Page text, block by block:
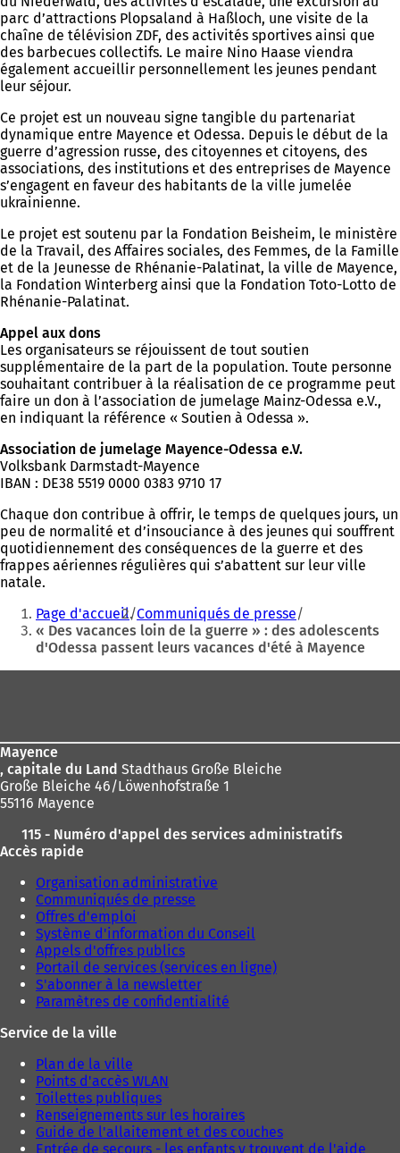
parc d’attractions Plopsaland à Haßloch, une visite de la
chaîne de télévision ZDF, des activités sportives ainsi que
des barbecues collectifs. Le maire Nino Haase viendra
également accueillir personnellement les jeunes pendant
leur séjour.
Ce projet est un nouveau signe tangible du partenariat
dynamique entre Mayence et Odessa. Depuis le début de la
guerre d’agression russe, des citoyennes et citoyens, des
associations, des institutions et des entreprises de Mayence
s’engagent en faveur des habitants de la ville jumelée
ukrainienne.
Le projet est soutenu par la Fondation Beisheim, le ministère
de la Travail, des Affaires sociales, des Femmes, de la Famille
et de la Jeunesse de Rhénanie-Palatinat, la ville de Mayence,
la Fondation Winterberg ainsi que la Fondation Toto-Lotto de
Rhénanie-Palatinat.
Appel aux dons
Les organisateurs se réjouissent de tout soutien
supplémentaire de la part de la population. Toute personne
souhaitant contribuer à la réalisation de ce programme peut
faire un don à l’association de jumelage Mainz-Odessa e.V.,
en indiquant la référence « Soutien à Odessa ».
Association de jumelage Mayence-Odessa e.V.
Volksbank Darmstadt-Mayence
IBAN : DE38 5519 0000 0383 9710 17
Chaque don contribue à offrir, le temps de quelques jours, un
peu de normalité et d’insouciance à des jeunes qui souffrent
quotidiennement des conséquences de la guerre et des
frappes aériennes régulières qui s’abattent sur leur ville
natale.
Vous
êtes
:
Page d'accueil Communiqués de presse
« Des vacances loin de la guerre » : des adolescents
d'Odessa passent leurs vacances d'été à Mayence
Mayence
, capitale du Land Stadthaus Große Bleiche
Große Bleiche 46/Löwenhofstraße 1
55116 Mayence
115 - Numéro d'appel des services administratifs
Accès rapide
Organisation administrative
Communiqués de presse
Offres d'emploi
Système d'information du Conseil
Appels d'offres publics
Portail de services (services en ligne)
S'abonner à la newsletter
Paramètres de confidentialité
Service de la ville
Plan de la ville
Points d'accès WLAN
Toilettes publiques
Renseignements sur les horaires
Guide de l'allaitement et des couches
Entrée de secours - les enfants y trouvent de l'aide